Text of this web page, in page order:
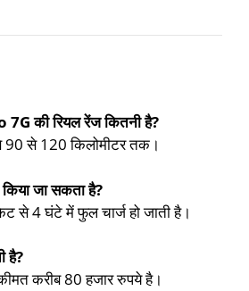
की रियल रेंज कितनी है?
90 से 120 किलोमीटर तक।
जा सकता है?
से 4 घंटे में फुल चार्ज हो जाती है।
है?
करीब 80 हजार रुपये है।